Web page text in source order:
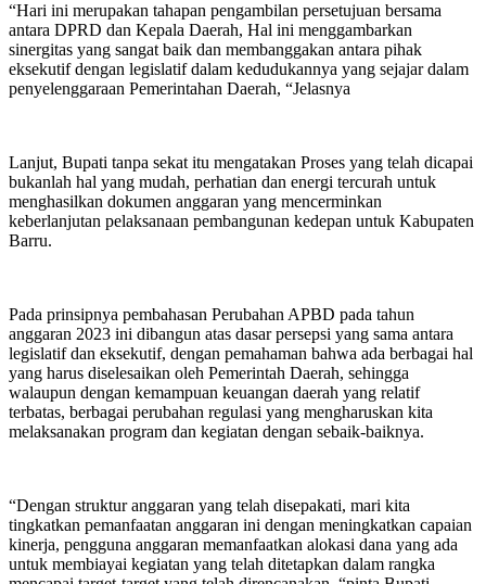
“Hari ini merupakan tahapan pengambilan persetujuan bersama
antara DPRD dan Kepala Daerah, Hal ini menggambarkan
sinergitas yang sangat baik dan membanggakan antara pihak
eksekutif dengan legislatif dalam kedudukannya yang sejajar dalam
penyelenggaraan Pemerintahan Daerah, “Jelasnya
Lanjut, Bupati tanpa sekat itu mengatakan Proses yang telah dicapai
bukanlah hal yang mudah, perhatian dan energi tercurah untuk
menghasilkan dokumen anggaran yang mencerminkan
keberlanjutan pelaksanaan pembangunan kedepan untuk Kabupaten
Barru.
Pada prinsipnya pembahasan Perubahan APBD pada tahun
anggaran 2023 ini dibangun atas dasar persepsi yang sama antara
legislatif dan eksekutif, dengan pemahaman bahwa ada berbagai hal
yang harus diselesaikan oleh Pemerintah Daerah, sehingga
walaupun dengan kemampuan keuangan daerah yang relatif
terbatas, berbagai perubahan regulasi yang mengharuskan kita
melaksanakan program dan kegiatan dengan sebaik-baiknya.
“Dengan struktur anggaran yang telah disepakati, mari kita
tingkatkan pemanfaatan anggaran ini dengan meningkatkan capaian
kinerja, pengguna anggaran memanfaatkan alokasi dana yang ada
untuk membiayai kegiatan yang telah ditetapkan dalam rangka